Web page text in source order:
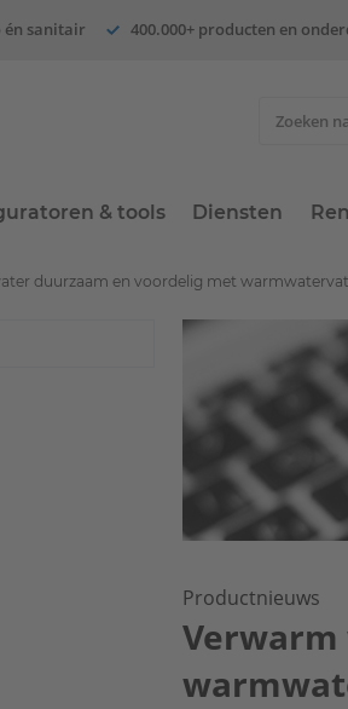
én sanitair 400.000+ producten en
& tools Diensten
duurzaam en voordelig met
Productnieuws